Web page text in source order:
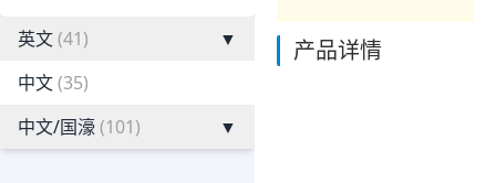
英文(41)
▼
中文(35)
中文/国濠 (101) ▼
产品详情